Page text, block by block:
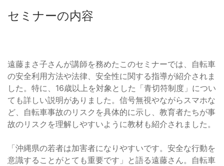
セミナーの内容
遠藤まさ子さんが講師を務めたこのセミナーでは、自転車
の安全利用方法や法律、安全性に関する指導が紹介されま
した。特に、16歳以上を対象とした「青切符制度」につい
ても詳しい説明がありました。信号無視やながらスマホな
ど、自転車事故のリスクを具体的に示し、教育者たちが事
故のリスクを理解しやすいように教材も紹介されました。
「沖縄県の若者は加害者になりやすいです。安全な行動を
意識することがとても重要です」と語る遠藤さん。自転車